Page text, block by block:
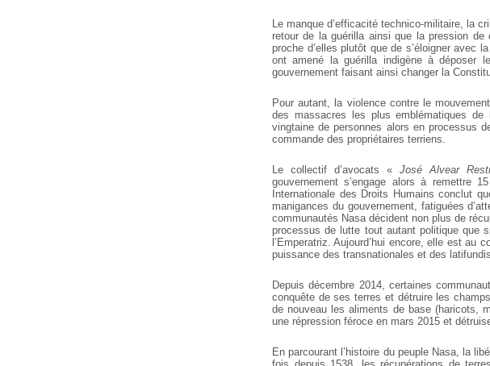
Le manque d’efficacité technico-militaire, la
retour de la guérilla ainsi que la pression
proche d’elles plutôt que de s’éloigner avec
ont amené la guérilla indigène à déposer
gouvernement faisant ainsi changer la
Pour autant, la violence contre le
des massacres les plus emblématiques
vingtaine de personnes alors en processus
commande des propriétaires terriens.
Le collectif d’avocats « José Alvear
gouvernement s’engage alors à remettre
Internationale des Droits Humains conclut
manigances du gouvernement, fatiguées
communautés Nasa décident non plus de
processus de lutte tout autant politique que
l’Emperatriz. Aujourd’hui encore, elle est
puissance des transnationales et des
Depuis décembre 2014, certaines
conquête de ses terres et détruire les
de nouveau les aliments de base (haricots,
une répression féroce en mars 2015 et
En parcourant l’histoire du peuple Nasa, la